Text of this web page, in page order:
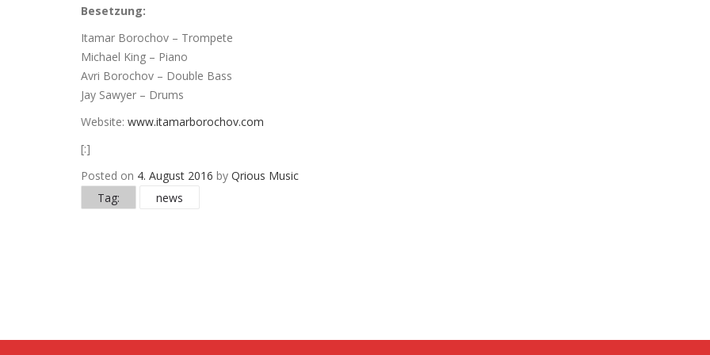
Besetzung:
Itamar Borochov – Trompete
Michael King – Piano
Avri Borochov – Double Bass
Jay Sawyer – Drums
Website: www.itamarborochov.com
[:]
Posted on 4. August 2016 by Qrious Music
Tag:
news